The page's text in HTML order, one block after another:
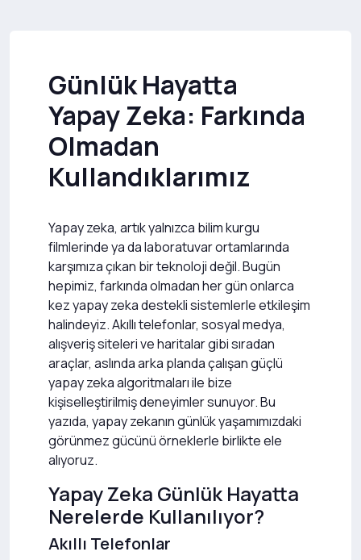
Günlük Hayatta
Yapay Zeka: Farkında
Olmadan
Kullandıklarımız
Yapay zeka, artık yalnızca bilim kurgu
filmlerinde ya da laboratuvar ortamlarında
karşımıza çıkan bir teknoloji değil. Bugün
hepimiz, farkında olmadan her gün onlarca
kez yapay zeka destekli sistemlerle etkileşim
halindeyiz. Akıllı telefonlar, sosyal medya,
alışveriş siteleri ve haritalar gibi sıradan
araçlar, aslında arka planda çalışan güçlü
yapay zeka algoritmaları ile bize
kişiselleştirilmiş deneyimler sunuyor. Bu
yazıda, yapay zekanın günlük yaşamımızdaki
görünmez gücünü örneklerle birlikte ele
alıyoruz.
Yapay Zeka Günlük Hayatta
Nerelerde Kullanılıyor?
Akıllı Telefonlar